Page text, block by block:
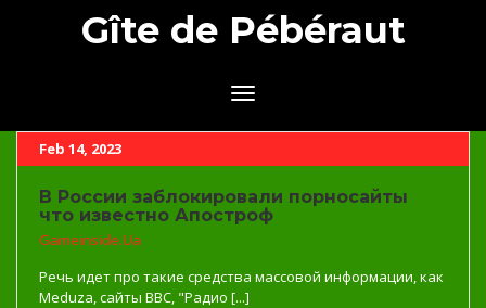
Gîte de Pébéraut
Feb 14, 2023
В России заблокировали порносайты
что известно Апостроф
Gameinside.ua
Речь идет про такие средства массовой информации, как
Meduza, сайты ВВС, "Радио [...]